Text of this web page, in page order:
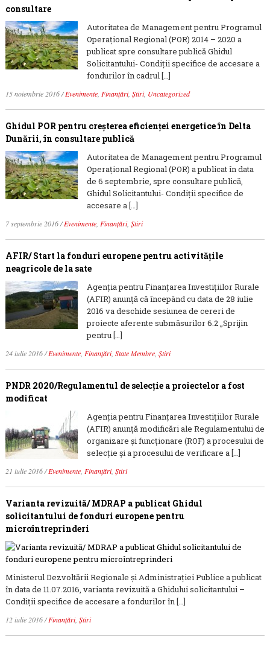
consultare
Autoritatea de Management pentru Programul
Operaţional Regional (POR) 2014 – 2020 a
publicat spre consultare publică Ghidul
Solicitantului- Condiții specifice de accesare a
fondurilor în cadrul […]
15 noiembrie 2016/Evenimente, Finanțări, Știri, Uncategorized
Ghidul POR pentru creşterea eficienţei energetice în Delta
Dunării, în consultare publică
Autoritatea de Management pentru Programul
Operaţional Regional (POR) a publicat în data
de 6 septembrie, spre consultare publică,
Ghidul Solicitantului- Condiții specifice de
accesare a […]
7 septembrie 2016/Evenimente, Finanțări, Știri
AFIR/ Start la fonduri europene pentru activitățile
neagricole de la sate
Agenţia pentru Finanţarea Investiţiilor Rurale
(AFIR) anunță că începând cu data de 28 iulie
2016 va deschide sesiunea de cereri de
proiecte aferente submăsurilor 6.2 „Sprijin
pentru […]
24 iulie 2016/Evenimente, Finanțări, State Membre, Știri
PNDR 2020/Regulamentul de selecție a proiectelor a fost
modificat
Agenţia pentru Finanţarea Investiţiilor Rurale
(AFIR) anunță modificări ale Regulamentului de
organizare şi funcţionare (ROF) a procesului de
selecţie şi a procesului de verificare a […]
21 iulie 2016/Evenimente, Finanțări, Știri
Varianta revizuită/ MDRAP a publicat Ghidul
solicitantului de fonduri europene pentru
microîntreprinderi
Ministerul Dezvoltării Regionale și Administrației Publice a publicat
în data de 11.07.2016, varianta revizuită a Ghidului solicitantului –
Condiții specifice de accesare a fondurilor în […]
12 iulie 2016/Finanțări, Știri